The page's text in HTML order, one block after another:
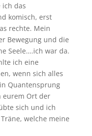
ich das
komisch, erst
rechte. Mein
Bewegung und die
Seele….ich war da.
ich eine
wenn sich alles
Quantensprung
eurem Ort der
sich und ich
welche meine